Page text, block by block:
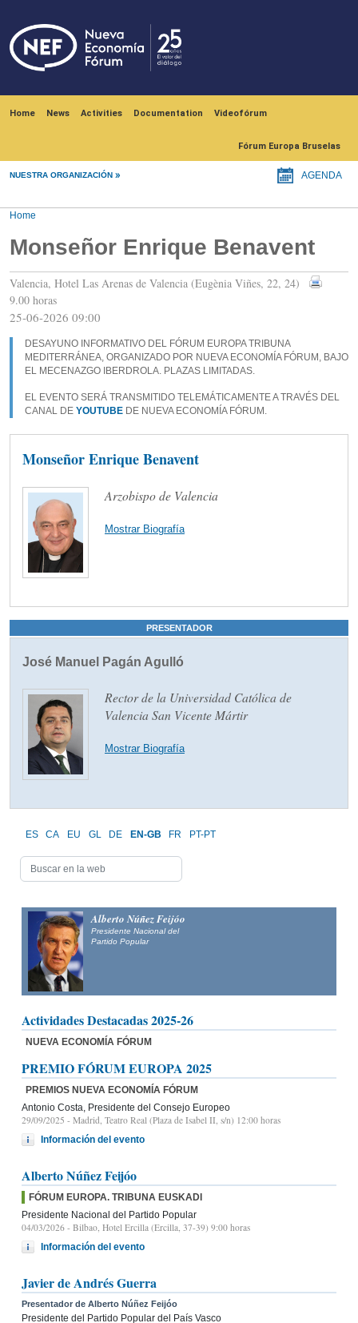
Home News Activities Documentation Videofórum
Fórum Europa Bruselas
NUESTRA ORGANIZACIÓN AGENDA
Home
Monseñor Enrique Benavent
Valencia, Hotel Las Arenas de Valencia (Eugènia Viñes, 22, 24)
9.00 horas
25-06-2026 09:00
DESAYUNO INFORMATIVO DEL FÓRUM EUROPA TRIBUNA
MEDITERRÁNEA, ORGANIZADO POR NUEVA ECONOMÍA FÓRUM, BAJO
EL MECENAZGO IBERDROLA. PLAZAS LIMITADAS.
EL EVENTO SERÁ TRANSMITIDO TELEMÁTICAMENTE A TRAVÉS DEL
CANAL DE YOUTUBE DE NUEVA ECONOMÍA FÓRUM.
Monseñor Enrique Benavent
Arzobispo de Valencia
Mostrar Biografía
PRESENTADOR
José Manuel Pagán Agulló
Rector de la Universidad Católica de
Valencia San Vicente Mártir
Mostrar Biografía
ES CA EU GL DE EN-GB FR PT-PT
Alberto Núñez Feijóo
Presidente Nacional del
Partido Popular
Actividades Destacadas 2025-26
NUEVA ECONOMÍA FÓRUM
PREMIO FÓRUM EUROPA 2025
PREMIOS NUEVA ECONOMÍA FÓRUM
Antonio Costa, Presidente del Consejo Europeo
29/09/2025 - Madrid, Teatro Real (Plaza de Isabel II, s/n) 12:00 horas
Información del evento
Alberto Núñez Feijóo
FÓRUM EUROPA. TRIBUNA EUSKADI
Presidente Nacional del Partido Popular
04/03/2026 - Bilbao, Hotel Ercilla (Ercilla, 37-39) 9:00 horas
Información del evento
Javier de Andrés Guerra
Presentador de Alberto Núñez Feijóo
Presidente del Partido Popular del País Vasco